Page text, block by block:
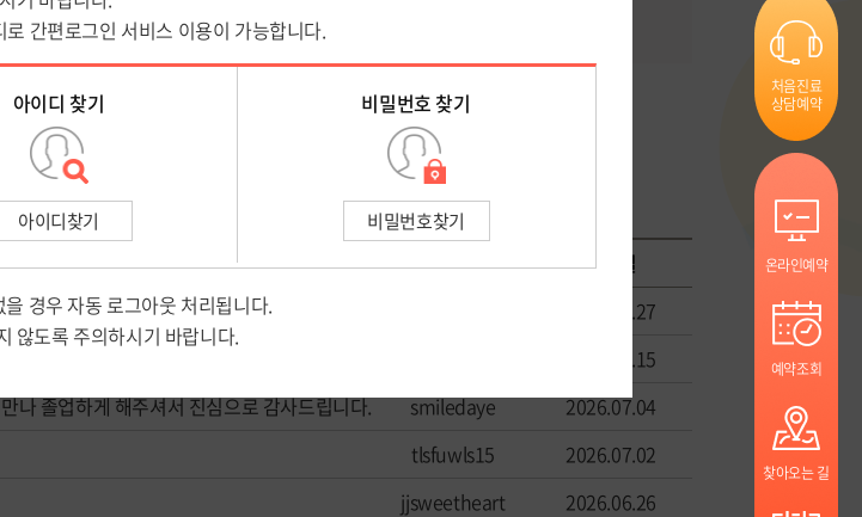
처음진료
상담예약
온라인예약
예약조회
찾아오는 길
중한 격려가 됩니다.
제목 닉네임
등록일
드립니다
2026.07.27
2026.07.15
나 졸업하게 해주셔서 진심으로 감사드립니다. smiledaye
2026.07.04
tlsfuwls15
2026.07.02
jjsweetheart
2026.06.26